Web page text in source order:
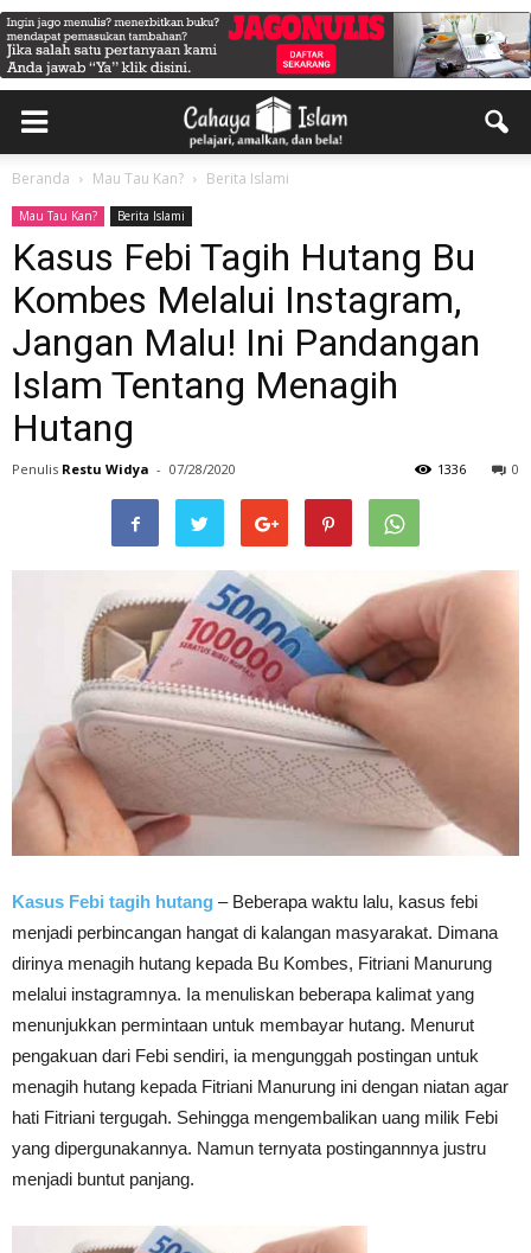
Beranda Mau Tau Kan? Berita Islami
Mau Tau Kan? Berita Islami
Kasus Febi Tagih Hutang Bu
Kombes Melalui Instagram,
Jangan Malu! Ini Pandangan
Islam Tentang Menagih
Hutang
Penulis Restu Widya - 07/28/2020 0
1336
Kasus Febi tagih hutang – Beberapa waktu lalu, kasus febi
menjadi perbincangan hangat di kalangan masyarakat. Dimana
dirinya menagih hutang kepada Bu Kombes, Fitriani Manurung
melalui instagramnya. Ia menuliskan beberapa kalimat yang
menunjukkan permintaan untuk membayar hutang. Menurut
pengakuan dari Febi sendiri, ia mengunggah postingan untuk
menagih hutang kepada Fitriani Manurung ini dengan niatan agar
hati Fitriani tergugah. Sehingga mengembalikan uang milik Febi
yang dipergunakannya. Namun ternyata postingannnya justru
menjadi buntut panjang.